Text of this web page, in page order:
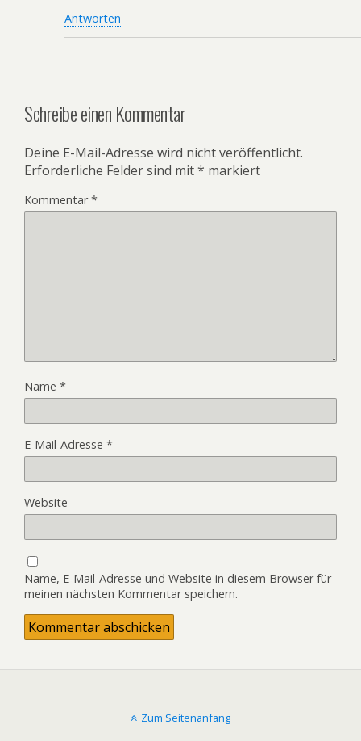
Antworten
Schreibe einen Kommentar
Deine E-Mail-Adresse wird nicht veröffentlicht.
Erforderliche Felder sind mit* markiert
Kommentar*
Name *
E-Mail-Adresse *
Website
Name, E-Mail-Adresse und Website in diesem Browser für
meinen nächsten Kommentar speichern.
Zum Seitenanfang